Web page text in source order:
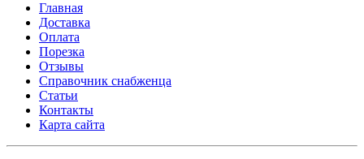
Главная
Доставка
Оплата
Порезка
Отзывы
Справочник снабженца
Статьи
Контакты
Карта сайта